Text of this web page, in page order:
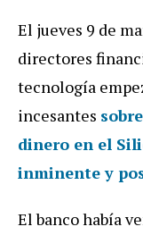
El jueves 9 de
directores
tecnología
incesantes
dinero en el
inminente y
El banco había